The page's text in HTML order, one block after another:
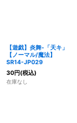
【遊戯】炎舞-「天キ」
【ノーマル/魔法】
SR14-JP029
30円(税込)
在庫なし